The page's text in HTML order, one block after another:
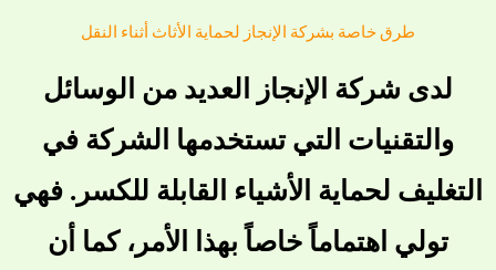
طرق خاصة بشركة الإنجاز لحماية الأثاث أثناء النقل
لدى شركة الإنجاز العديد من الوسائل
والتقنيات التي تستخدمها الشركة في
التغليف لحماية الأشياء القابلة للكسر. فهي
تولي اهتماماً خاصاً بهذا الأمر، كما أن